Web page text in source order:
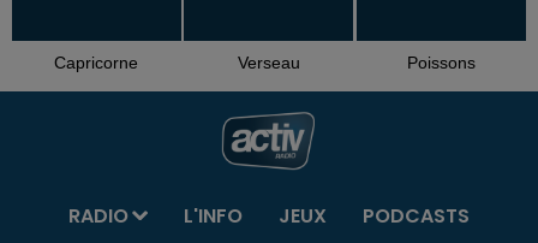
Capricorne Verseau Poissons
RADIO L'INFO JEUX
PODCASTS